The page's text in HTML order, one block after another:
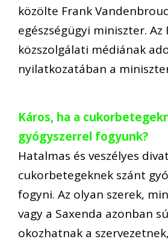
közölte Frank
egészségügyi miniszter. Az
közszolgálati médiának
nyilatkozatában a
Káros, ha a
gyógyszerrel fogyunk?
Hatalmas és veszélyes
cukorbetegeknek szánt
fogyni. Az olyan szerek,
vagy a Saxenda azonban
okozhatnak a